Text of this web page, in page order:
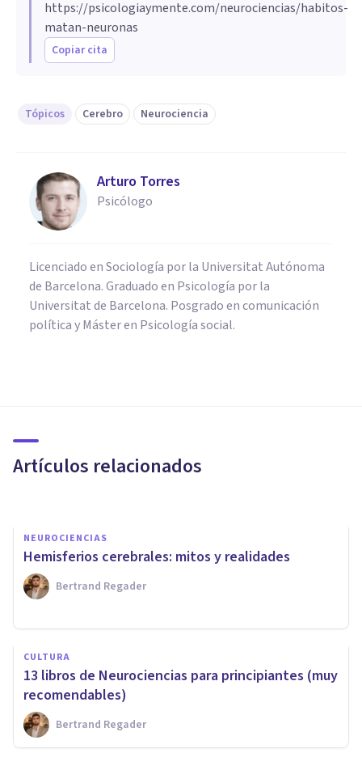
https://psicologiaymente.com/neurociencias/habitos-
matan-neuronas
Copiar cita
Tópicos Cerebro Neurociencia
Arturo Torres
Psicólogo
Licenciado en Sociología por la Universitat Autónoma
de Barcelona. Graduado en Psicología por la
Universitat de Barcelona. Posgrado en comunicación
política y Máster en Psicología social.
Artículos relacionados
humana
NEUROCIENCIAS
Hemisferios cerebrales: mitos y realidades
Bertrand Regader
CULTURA
13 libros de Neurociencias para principiantes (muy
recomendables)
Bertrand Regader
​Neurociencias aplicadas al
estudio criminológico del
delito
Ricardo Vázquez Cigarroa